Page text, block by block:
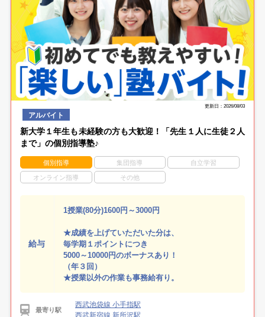
更新日：2026/08/03
アルバイト
新大学１年生も未経験の方も大歓迎！「先生１人に生徒２人
まで」の個別指導塾♪
個別指導 集団指導 自立学習
オンライン指導 その他
給与
1授業(80分)1600円～3000円
★成績を上げていただいた分は、
毎学期１ポイントにつき
5000～10000円のボーナスあり！
（年３回）
★授業以外の作業も事務給有り。
最寄り駅
西武池袋線 小手指駅